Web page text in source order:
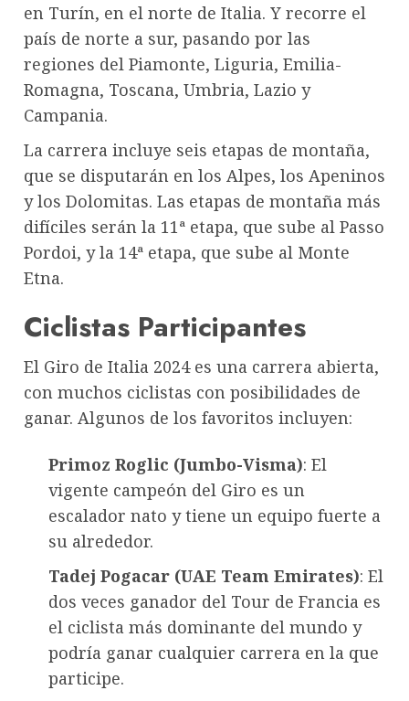
en Turín, en el norte de Italia. Y recorre el
país de norte a sur, pasando por las
regiones del Piamonte, Liguria, Emilia-
Romagna, Toscana, Umbria, Lazio y
Campania.
La carrera incluye seis etapas de montaña,
que se disputarán en los Alpes, los Apeninos
y los Dolomitas. Las etapas de montaña más
difíciles serán la 11ª etapa, que sube al Passo
Pordoi, y la 14ª etapa, que sube al Monte
Etna.
Ciclistas Participantes
El Giro de Italia 2024 es una carrera abierta,
con muchos ciclistas con posibilidades de
ganar. Algunos de los favoritos incluyen:
Primoz Roglic (Jumbo-Visma): El
vigente campeón del Giro es un
escalador nato y tiene un equipo fuerte a
su alrededor.
Tadej Pogacar (UAE Team Emirates): El
dos veces ganador del Tour de Francia es
el ciclista más dominante del mundo y
podría ganar cualquier carrera en la que
participe.